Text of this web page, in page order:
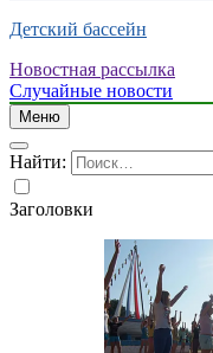
Детский бассейн
Новостная рассылка
Случайные новости
Меню
Найти:
Заголовки